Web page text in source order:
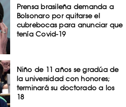
Prensa brasileña demanda a
Bolsonaro por quitarse el
cubrebocas para anunciar que
tenía Covid-19
Niño de 11 años se gradúa de
la universidad con honores;
terminará su doctorado a los
18